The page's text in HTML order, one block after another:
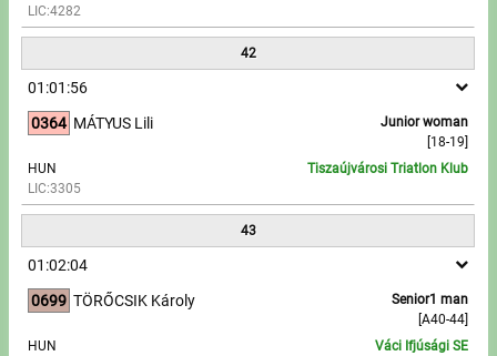
LIC:4282
42
01:01:56
0364
Junior woman
[18-19]
MÁTYUS Lili
HUN
LIC:3305
Tiszaújvárosi Triatlon Klub
43
01:02:04
0699
Senior1 man
[A40-44]
TÖRŐCSIK Károly
HUN
Váci Ifjúsági SE